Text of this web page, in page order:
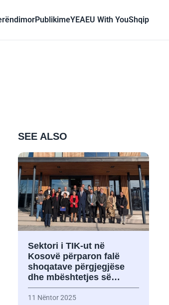
PublikimeYEAEU With YouShqip
SEE ALSO
Sektori i TIK-ut në
Kosovë përparon falë
shoqatave përgjegjëse
dhe mbështetjes së…
11 Nëntor 2025